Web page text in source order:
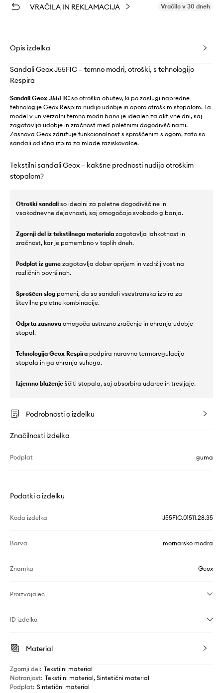
VRAČILA IN REKLAMACIJA Vračilo v 30 dneh
Opis izdelka
Sandali Geox J55F1C – temno modri, otroški, s tehnologijo
Respira
Sandali Geox J55F1C so otroška obutev, ki po zaslugi napredne
tehnologije Geox Respira nudijo udobje in oporo otroškim stopalom. Ta
model v univerzalni temno modri barvi je idealen za aktivne dni, saj
zagotavlja udobje in zračnost med poletnimi dogodivščinami.
Zasnova Geox združuje funkcionalnost s sproščenim slogom, zato so
sandali odlična izbira za mlade raziskovalce.
Tekstilni sandali Geox – kakšne prednosti nudijo otroškim
stopalom?
Otroški sandali so idealni za poletne dogodivščine in
vsakodnevne dejavnosti, saj omogočajo svobodo gibanja.
Zgornji del iz tekstilnega materiala zagotavlja lahkotnost in
zračnost, kar je pomembno v toplih dneh.
Podplat iz gume zagotavlja dober oprijem in vzdržljivost na
različnih površinah.
Sproščen slog pomeni, da so sandali vsestranska izbira za
številne poletne kombinacije.
Odprta zasnova omogoča ustrezno zračenje in ohranja udobje
stopal.
Tehnologija Geox Respira podpira naravno termoregulacijo
stopala in ga ohranja suhega.
Izjemno blaženje ščiti stopala, saj absorbira udarce in tresljaje.
Podrobnosti o izdelku
Značilnosti izdelka
Podplat guma
Podatki o izdelku
Koda izdelka J55F1C.01511.28.35
Barva mornarsko modra
Znamka Geox
Proizvajalec
ID izdelka
Material
Zgornji del: Tekstilni material
Notranjost: Tekstilni material, Sintetični material
Podplat: Sintetični material